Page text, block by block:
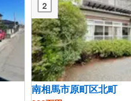
2
南相馬市原町区北町